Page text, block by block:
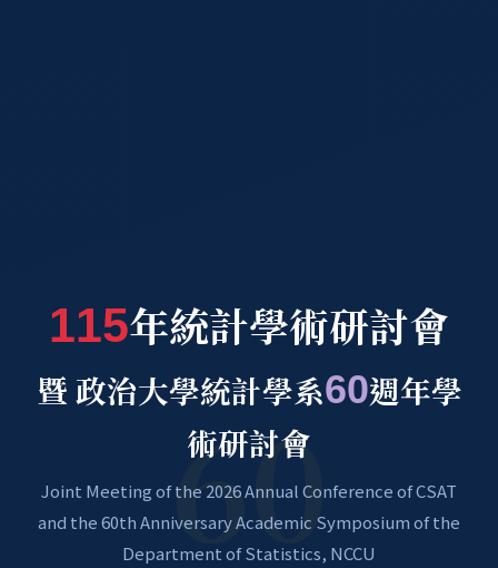
60
115年統計學術研討會
暨 政治大學統計學系60週年學
術研討會
Joint Meeting of the 2026 Annual Conference of CSAT
and the 60th Anniversary Academic Symposium of the
Department of Statistics, NCCU